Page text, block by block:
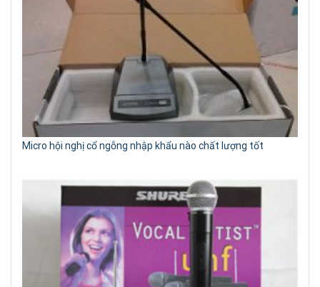
Micro hội nghị cổ ngỗng nhập khẩu nào chất lượng tốt